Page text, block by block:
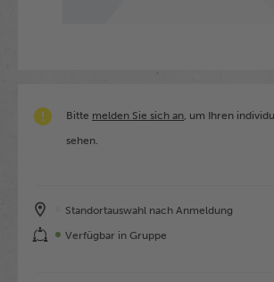
Bitte melden Sie sich an , um Ihren
sehen.
Standortauswahl nach Anmeldung
Verfügbar in Gruppe